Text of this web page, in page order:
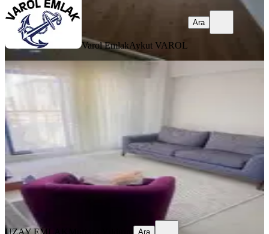
Varol EmlakAykut VAROL
Ara
YENİ
Çanakkale Ayvacık Hamdıbeyde
·1. Kat·06.08.2026
18.500 ₺
UZAY EMLAKMurtaza Yıldırım
Ara
UZAY EMLAK Ara